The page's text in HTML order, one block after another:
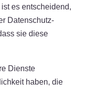
es entscheidend,
Datenschutz-
sie diese
Dienste
haben, die